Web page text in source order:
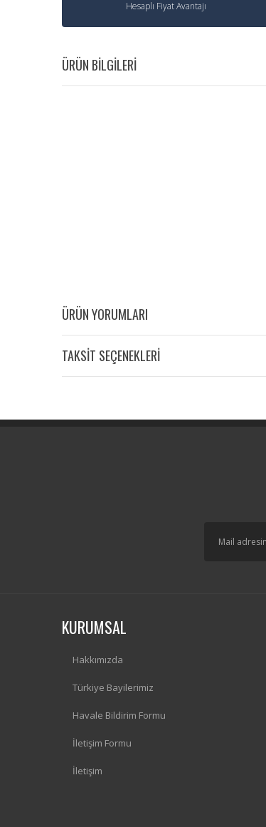
Hesaplı Fiyat Avantajı
ÜRÜN BİLGİLERİ
ÜRÜN YORUMLARI
TAKSİT SEÇENEKLERİ
KURUMSAL
Hakkımızda
Türkiye Bayilerimiz
Havale Bildirim Formu
İletişim Formu
İletişim